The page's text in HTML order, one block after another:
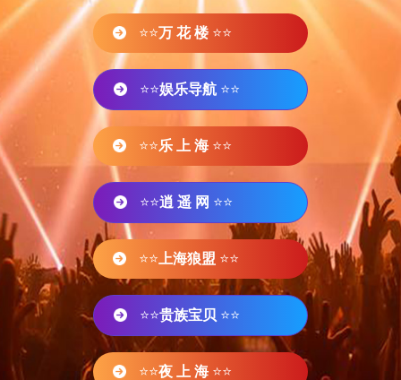
⭐⭐万 花 楼 ⭐⭐
⭐⭐娱乐导航 ⭐⭐
⭐⭐乐 上 海 ⭐⭐
⭐⭐逍 遥 网 ⭐⭐
⭐⭐ 上海狼盟 ⭐⭐
⭐⭐贵族宝贝 ⭐⭐
⭐⭐夜 上 海 ⭐⭐